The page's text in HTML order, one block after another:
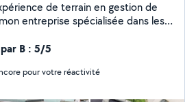
de terrain en gestion de
entreprise spécialisée dans les
service de vos projets de
pour assurer
de vos structures, notamment
B : 5/5
pour votre réactivité